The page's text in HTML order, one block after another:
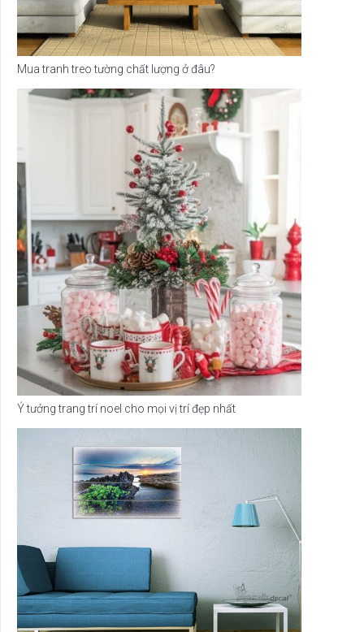
Mua tranh treo tường chất lượng ở đâu?
Ý tưởng trang trí noel cho mọi vị trí đẹp nhất